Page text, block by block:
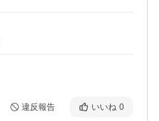
違反報告 いいね 0